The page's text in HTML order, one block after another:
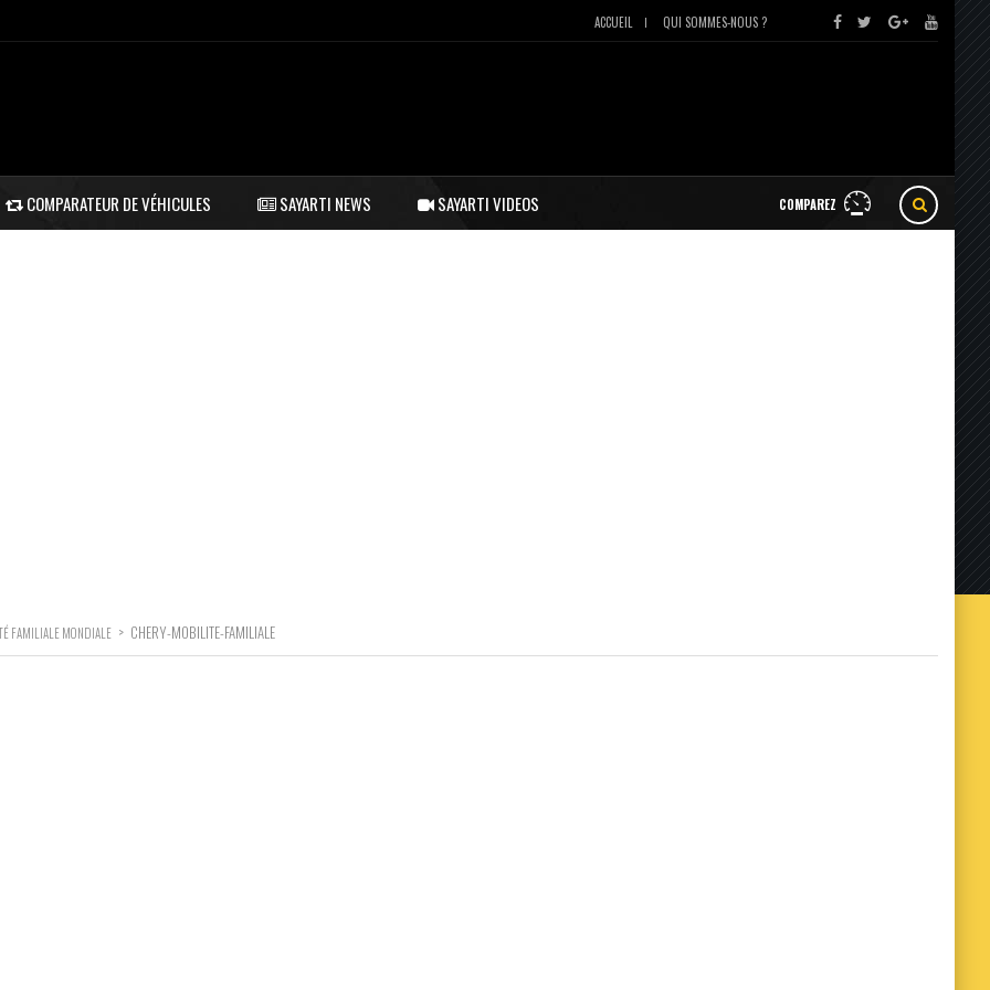
ACCUEIL QUI SOMMES-NOUS ?
COMPAREZ
COMPARATEUR DE VÉHICULES SAYARTI NEWS SAYARTI VIDEOS
FAMILIALE MONDIALE > CHERY-MOBILITE-FAMILIALE